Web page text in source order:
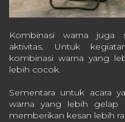
Kombinasi warna juga
aktivitas. Untuk
kombinasi warna yang
lebih cocok.
Sementara untuk acara
warna yang lebih gelap
memberikan kesan lebih